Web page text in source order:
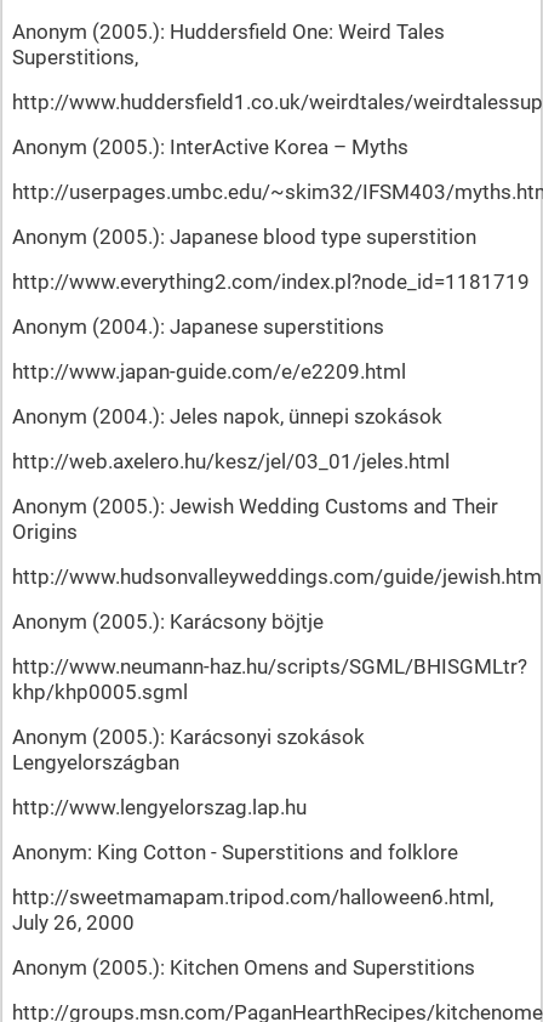
Anonym (2005.): Huddersfield One: Weird Tales
Superstitions,
http://www.huddersfield1.co.uk/weirdtales/
Anonym (2005.): InterActive Korea – Myths
http://userpages.umbc.edu/~skim32/IFSM403/
Anonym (2005.): Japanese blood type superstition
http://www.everything2.com/index.pl?node_id=1181719
Anonym (2004.): Japanese superstitions
http://www.japan-guide.com/e/e2209.html
Anonym (2004.): Jeles napok, ünnepi szokások
http://web.axelero.hu/kesz/jel/03_01/jeles.html
Anonym (2005.): Jewish Wedding Customs and Their
Origins
http://www.hudsonvalleyweddings.com/guide/jewish.htm
Anonym (2005.): Karácsony böjtje
http://www.neumann-haz.hu/scripts/SGML/BHISGMLtr?
khp/khp0005.sgml
Anonym (2005.): Karácsonyi szokások
Lengyelországban
http://www.lengyelorszag.lap.hu
Anonym: King Cotton - Superstitions and folklore
http://sweetmamapam.tripod.com/halloween6.html,
July 26, 2000
Anonym (2005.): Kitchen Omens and Superstitions
http://groups.msn.com/PaganHearthRecipes/